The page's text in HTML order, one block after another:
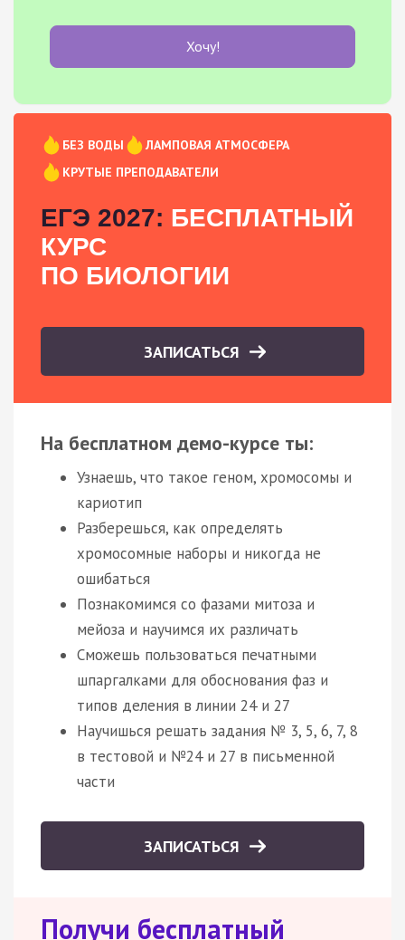
Хочу!
БЕЗ ВОДЫ
ЛАМПОВАЯ АТМОСФЕРА
КРУТЫЕ ПРЕПОДАВАТЕЛИ
ЕГЭ 2027: БЕСПЛАТНЫЙ
КУРС
ПО БИОЛОГИИ
ЗАПИСАТЬСЯ
На бесплатном демо-курсе ты:
Узнаешь, что такое геном, хромосомы и
кариотип
Разберешься, как определять
хромосомные наборы и никогда не
ошибаться
Познакомимся со фазами митоза и
мейоза и научимся их различать
Сможешь пользоваться печатными
шпаргалками для обоснования фаз и
типов деления в линии 24 и 27
Научишься решать задания № 3, 5, 6, 7, 8
в тестовой и №24 и 27 в письменной
части
ЗАПИСАТЬСЯ
Получи бесплатный